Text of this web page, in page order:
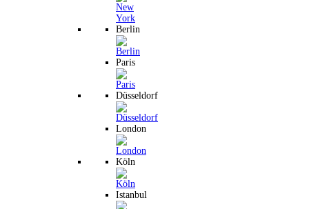
Berlin
Paris
Düsseldorf
London
Köln
Istanbul